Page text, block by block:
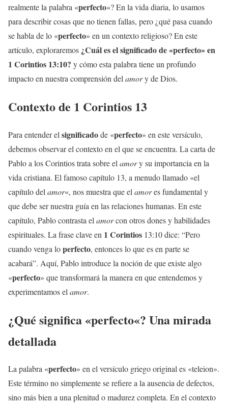
realmente la palabra «perfecto«? En la vida diaria, lo usamos
para describir cosas que no tienen fallas, pero ¿qué pasa cuando
se habla de lo «perfecto» en un contexto religioso? En este
artículo, exploraremos ¿Cuál es elsignificadode «perfecto» en
1 Corintios 13:10? y cómo esta palabra tiene un profundo
impacto en nuestra comprensión del amory de Dios.
Contexto de 1 Corintios 13
Para entender el significadode «perfecto» en este versículo,
debemos observar el contexto en el que se encuentra. La carta de
Pablo a los Corintios trata sobre el amory su importancia en la
vida cristiana. El famoso capítulo 13, a menudo llamado «el
capítulo del amor«, nos muestra que el amores fundamental y
que debe ser nuestra guía en las relaciones humanas. En este
capítulo, Pablo contrasta el amorcon otros dones y habilidades
espirituales. La frase clave en 1 Corintios 13:10 dice: “Pero
cuando venga loperfecto, entonces lo que es en parte se
acabará”. Aquí, Pablo introduce la noción de que existe algo
«perfecto» que transformará la manera en que entendemos y
experimentamos el amor.
¿Qué significa «perfecto«? Una mirada
detallada
La palabra «perfecto» en el versículo griego original es «teleion».
Este término no simplemente se refiere a la ausencia de defectos,
sino más bien a una plenitud o madurez completa. En el contexto